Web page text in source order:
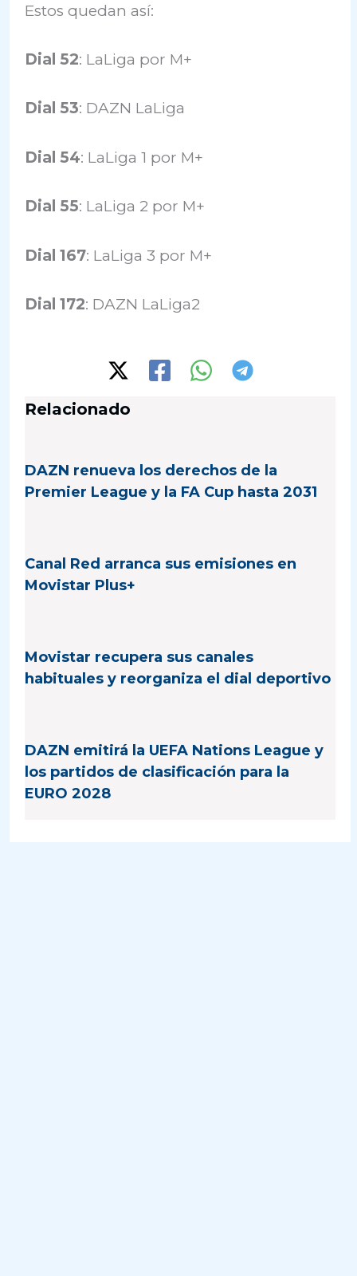
Estos quedan así:
Dial 52: LaLiga por M+
Dial 53: DAZN LaLiga
Dial 54: LaLiga 1 por M+
Dial 55: LaLiga 2 por M+
Dial 167: LaLiga 3 por M+
Dial 172: DAZN LaLiga2
Relacionado
DAZN renueva los derechos de la
Premier League y la FA Cup hasta 2031
Canal Red arranca sus emisiones en
Movistar Plus+
Movistar recupera sus canales
habituales y reorganiza el dial deportivo
DAZN emitirá la UEFA Nations League y
los partidos de clasificación para la
EURO 2028